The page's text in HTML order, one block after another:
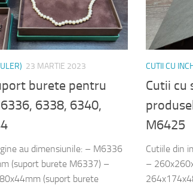
23 MARTIE 2023
burete pentru
6338, 6340,
au dimensiunile: – M6336
(suport burete M6337) –
(suport burete
CUTII CU
Cutii cu
M6425
Cutiile din
–